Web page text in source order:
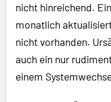
nicht hinreichend.
monatlich
nicht vorhanden.
auch ein nur
einem